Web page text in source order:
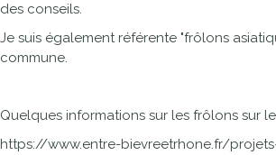
des conseils.
Je suis également référente "frôlons
commune.
Quelques informations sur les frôlons sur le
https://www.entre-bievreetrhone.fr/